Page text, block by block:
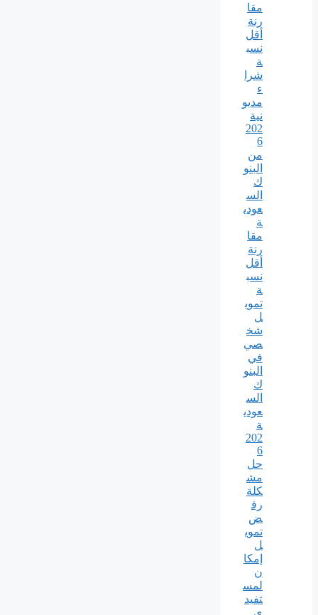
مقا
رنة
أقل
نسب
ة
شرا
ء
مديو
نية
202
6
من
البنو
ك
الس
عودي
ة
مقا
رنة
أقل
نسب
ة
تموي
ل
شخ
صي
في
البنو
ك
الس
عودي
ة
202
6
حل
مش
كلة
رف
ض
تموي
ل
إمكا
ن
لمس
تفيد
ي